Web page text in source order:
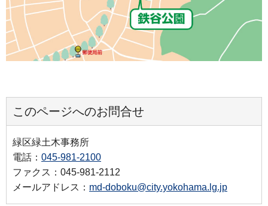
このページへのお問合せ
緑区緑土木事務所
電話： 045-981-2100
ファクス：045-981-2112
メールアドレス： md-doboku@city.yokohama.lg.jp